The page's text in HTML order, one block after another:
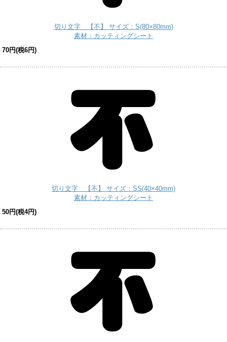
切り文字 【不】 サイズ：S(80×80mm)
素材：カッティングシート
70円(税6円)
切り文字 【不】 サイズ：SS(40×40mm)
素材：カッティングシート
50円(税4円)